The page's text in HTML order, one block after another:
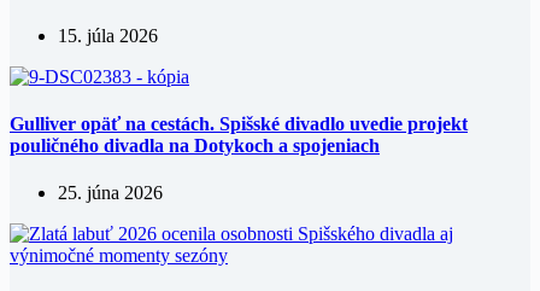
15. júla 2026
Gulliver opäť na cestách. Spišské divadlo uvedie projekt
pouličného divadla na Dotykoch a spojeniach
25. júna 2026